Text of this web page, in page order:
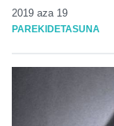
2019 aza 19
PAREKIDETASUNA